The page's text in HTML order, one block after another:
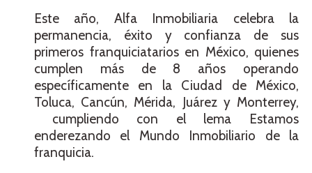
Este año, Alfa Inmobiliaria celebra la
permanencia, éxito y confianza de sus
primeros franquiciatarios en México, quienes
cumplen más de 8 años operando
específicamente en la Ciudad de México,
Toluca, Cancún, Mérida, Juárez y Monterrey,
cumpliendo con el lema Estamos
enderezando el Mundo Inmobiliario de la
franquicia.